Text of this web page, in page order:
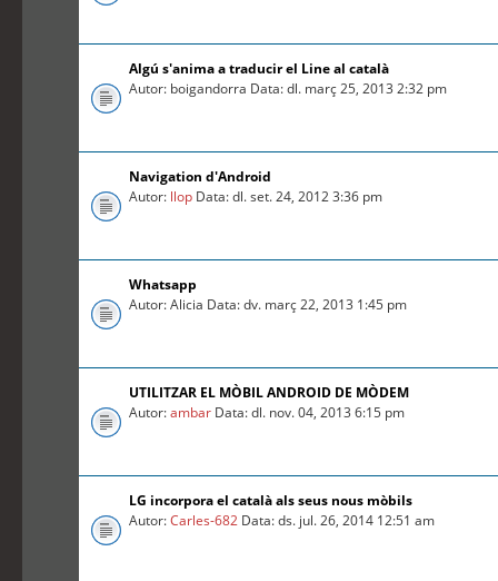
Algú s'anima a traducir el Line al català
Autor: boigandorra Data: dl. març 25, 2013 2:32 pm
Navigation d'Android
Autor: llop Data: dl. set. 24, 2012 3:36 pm
Whatsapp
Autor: Alicia Data: dv. març 22, 2013 1:45 pm
UTILITZAR EL MÒBIL ANDROID DE MÒDEM
Autor:ambar Data: dl. nov. 04, 2013 6:15 pm
LG incorpora el català als seus nous mòbils
Autor:Carles-682 Data: ds. jul. 26, 2014 12:51 am